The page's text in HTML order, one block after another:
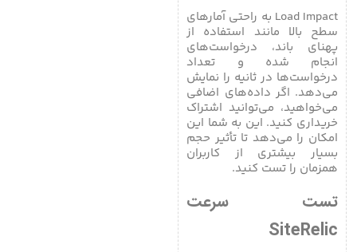
Load Impact به راحتی آمارهای
سطح بالا مانند استفاده از
پهنای باند، درخواست‌های
انجام شده و تعداد
درخواست‌ها در ثانیه را نمایش
می‌دهد. اگر داده‌های اضافی
می‌خواهید، می‌توانید اشتراک
خریداری کنید. این به شما این
امکان را می‌دهد تا تأثیر حجم
بسیار بیشتری از کاربران
همزمان را تست کنید.
تست سرعت
SiteRelic